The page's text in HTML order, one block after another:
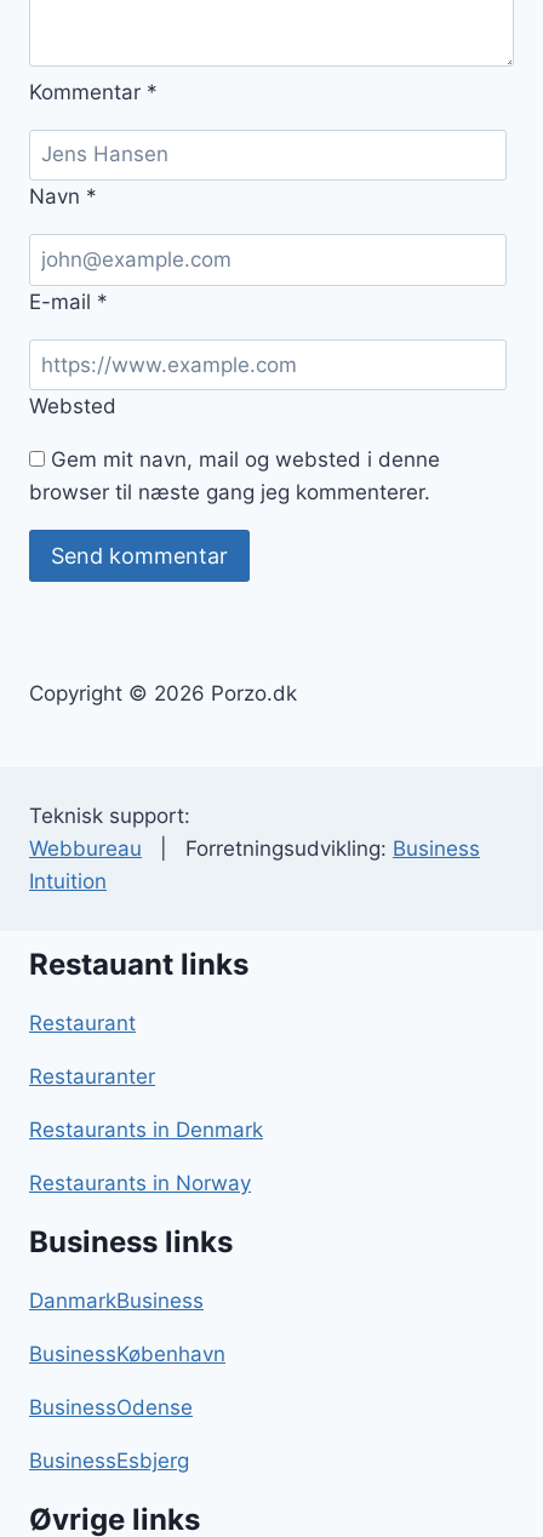
Kommentar *
Navn *
E-mail *
Websted
Gem mit navn, mail og websted i denne
browser til næste gang jeg kommenterer.
Copyright © 2026 Porzo.dk
Teknisk support:
Webbureau | Forretningsudvikling: Business
Intuition
Restauant links
Restaurant
Restauranter
Restaurants in Denmark
Restaurants in Norway
Business links
DanmarkBusiness
BusinessKøbenhavn
BusinessOdense
BusinessEsbjerg
Øvrige links